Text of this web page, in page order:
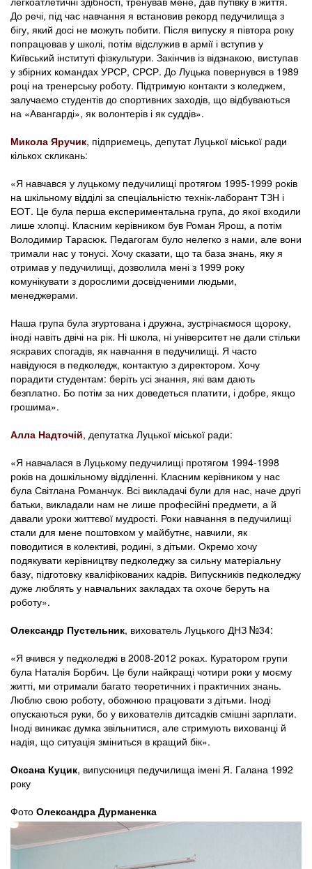
До речі, під час навчання я встановив рекорд педучилища з
бігу, який досі не можуть побити. Після випуску я півтора року
попрацював у школі, потім відслужив в армії і вступив у
Київський інституті фізкультури. Закінчив із відзнакою, виступав
у збірних командах УРСР, СРСР. До Луцька повернувся в 1989
році на тренерську роботу. Підтримую контакти з коледжем,
залучаємо студентів до спортивних заходів, що відбуваються
на «Авангарді», як волонтерів і як суддів».
Микола Яручик, підприємець, депутат Луцької міської ради
кількох скликань:
«Я навчався у луцькому педучилищі протягом 1995-1999 років
на шкільному відділі за спеціальністю технік-лаборант ТЗН і
ЕОТ. Це була перша експериментальна група, до якої входили
лише хлопці. Класним керівником був Роман Ярош, а потім
Володимир Тарасюк. Педагогам було нелегко з нами, але вони
тримали нас у тонусі. Хочу сказати, що та база знань, яку я
отримав у педучилищі, дозволила мені з 1999 року
комунікувати з дорослими досвідченими людьми,
менеджерами.
Наша група була згуртована і дружна, зустрічаємося щороку,
іноді навіть двічі на рік. Ні школа, ні університет не дали стільки
яскравих спогадів, як навчання в педучилищі. Я часто
навідуюся в педколедж, контактую з директором. Хочу
порадити студентам: беріть усі знання, які вам дають
безплатно. Бо потім за них доведеться платити, і добре, якщо
грошима».
Алла Надточій, депутатка Луцької міської ради:
«Я навчалася в Луцькому педучилищі протягом 1994-1998
років на дошкільному відділенні. Класним керівником у нас
була Світлана Романчук. Всі викладачі були для нас, наче другі
батьки, викладали нам не лише професійні предмети, а й
давали уроки життєвої мудрості. Роки навчання в педучилищі
стали для мене поштовхом у майбутнє, навчили, як
поводитися в колективі, родині, з дітьми. Окремо хочу
подякувати керівництву педколеджу за сильну матеріальну
базу, підготовку кваліфікованих кадрів. Випускників педколеджу
дуже люблять у навчальних закладах та охоче беруть на
роботу».
Олександр Пустельник, вихователь Луцького ДНЗ №34:
«Я вчився у педколеджі в 2008-2012 роках. Куратором групи
була Наталія Борбич. Це були найкращі чотири роки у моєму
житті, ми отримали багато теоретичних і практичних знань.
Люблю свою роботу, обожнюю працювати з дітьми. Іноді
опускаються руки, бо у вихователів дитсадків смішні зарплати.
Іноді виникає думка звільнитися, але стримують вихованці й
надія, що ситуація зміниться в кращий бік».
Оксана Куцик, випускниця педучилища імені Я. Галана 1992
року
Фото Олександра Дурманенка